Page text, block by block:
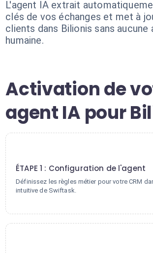
L'agent IA extrait
clés de vos échanges et met à
clients dans Bilionis sans aucune
humaine.
Activation de
agent IA pour
ÉTAPE 1 : Configuration de l'agent
Définissez les règles métier pour votre CRM
intuitive de Swiftask.